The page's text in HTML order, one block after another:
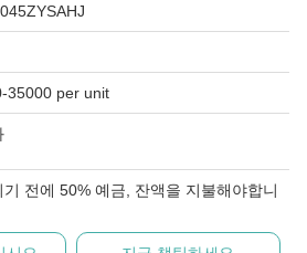
35000 per unit
기 전에 50% 예금, 잔액을 지불해야합니